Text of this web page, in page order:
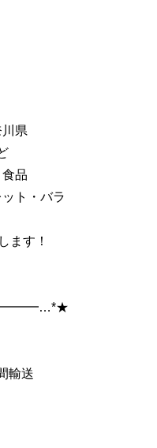
県
品
ト・バラ
ます！
輸送